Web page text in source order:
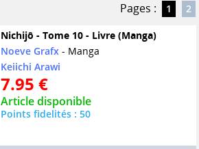
Pages :
1 2
Nichijô - Tome 10 - Livre (Manga)
Noeve Grafx- Manga
Keiichi Arawi
7.95 €
Article disponible
Points fidelités : 50